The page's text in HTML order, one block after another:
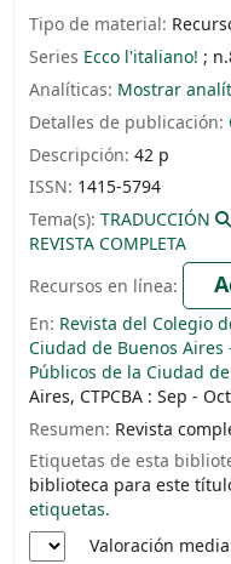
Tipo de material:
Series Ecco l'italiano! ;
Analíticas: Mostrar
Detalles de publicación:
Descripción:42 p
ISSN: 1415-5794
Tema(s):TRADUCCIÓN
REVISTA COMPLETA
Recursos en línea:
En: Revista del Colegio
Ciudad de Buenos Aires
Públicos de la Ciudad
Aires, CTPCBA : Sep -
Resumen: Revista
Etiquetas de esta
biblioteca para este
etiquetas.
Valoración
Valoración